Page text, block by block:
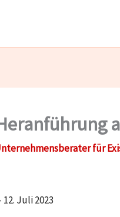
für
Juli 2023